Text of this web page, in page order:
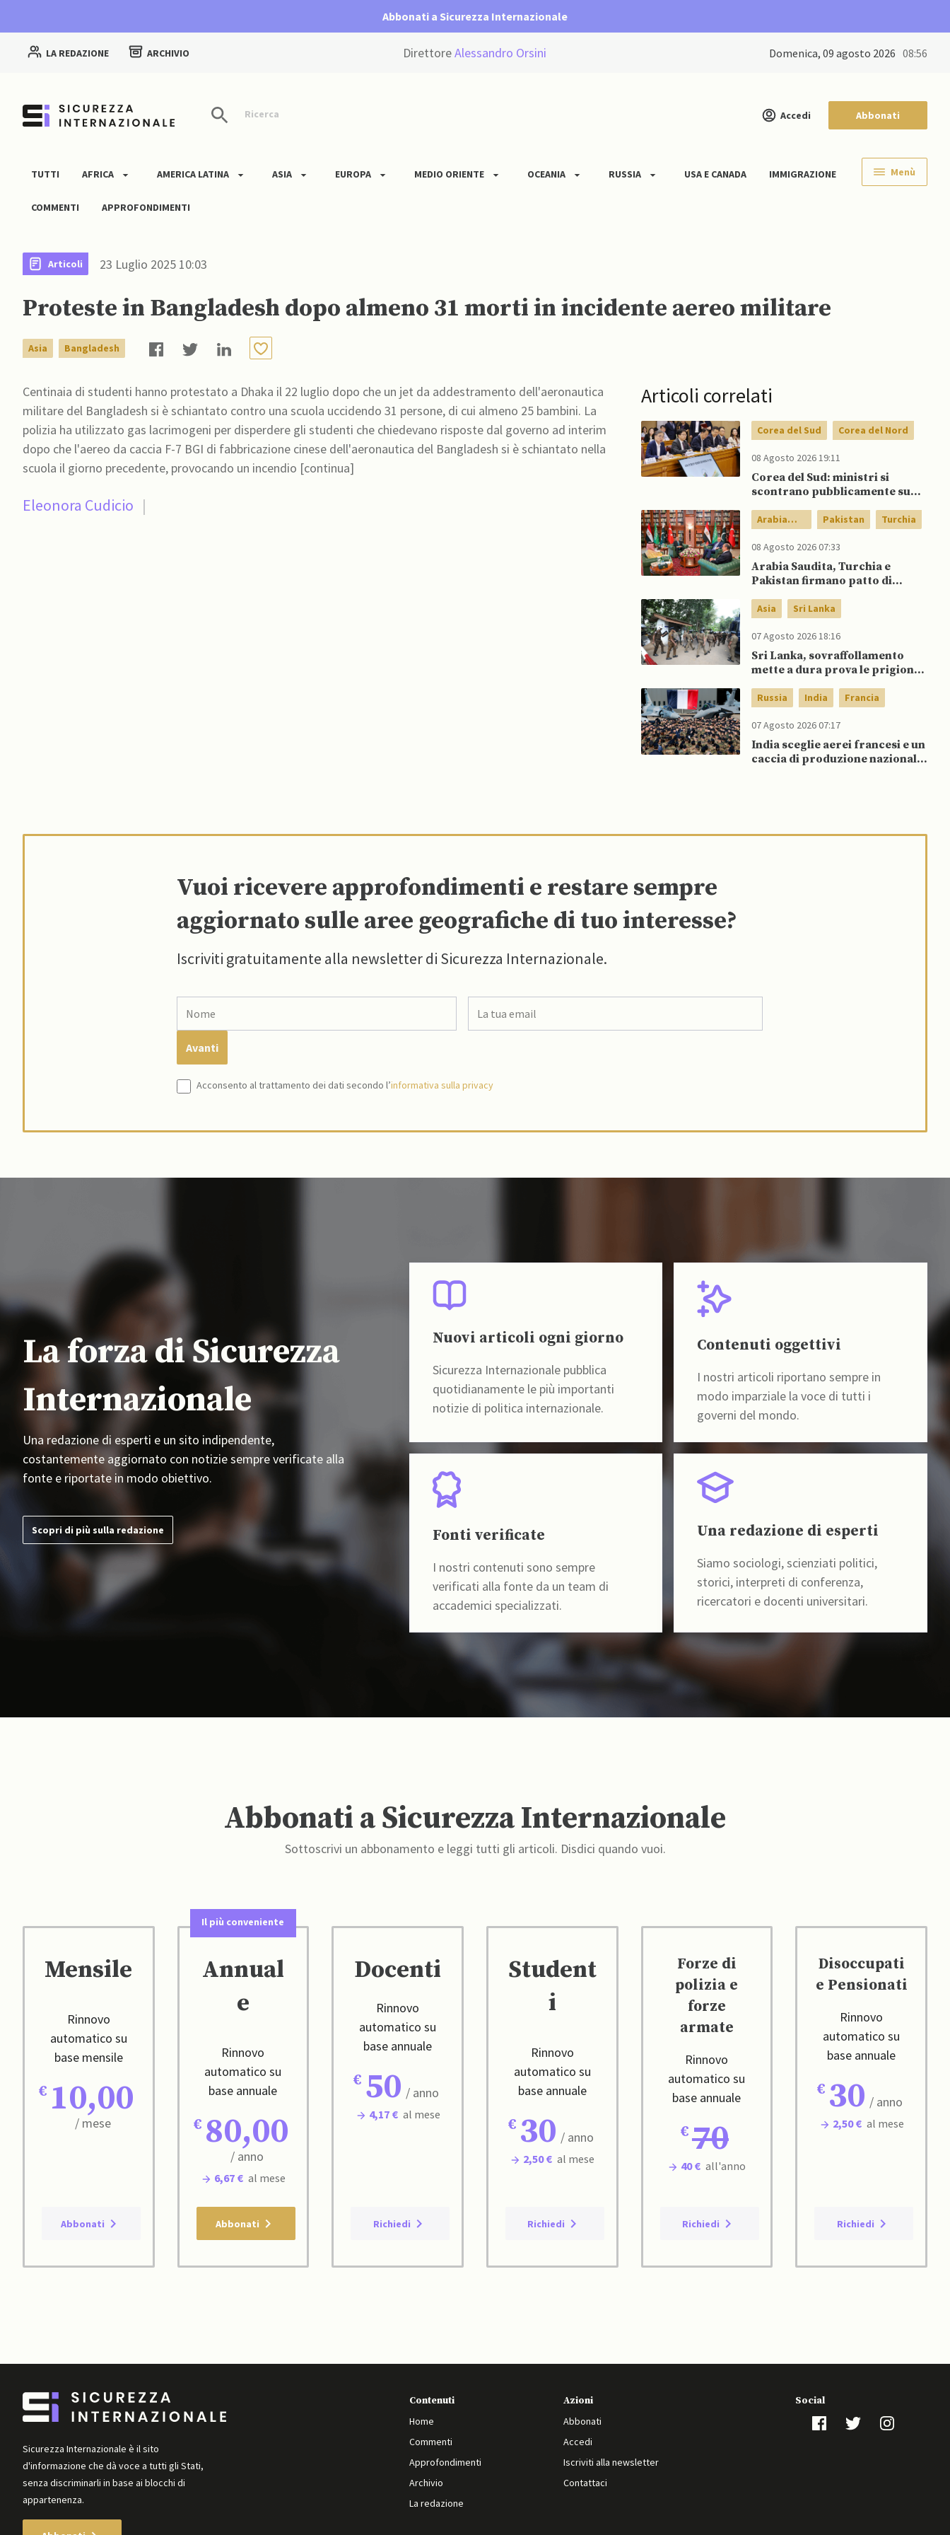
Abbonati a Sicurezza Internazionale
LA REDAZIONE ARCHIVIO DirettoreAlessandro Orsini domenica, 09 agosto 2026 08:56
Ricerca Accedi Abbonati
TUTTI AFRICA AMERICA LATINA ASIA EUROPA MEDIO ORIENTE OCEANIA RUSSIA USA E CANADA IMMIGRAZIONE
COMMENTI APPROFONDIMENTI
Menù
Articoli 23 Luglio 2025 10:03
Proteste in Bangladesh dopo almeno 31 morti in incidente aereo militare
Asia Bangladesh
Centinaia di studenti hanno protestato a Dhaka il 22 luglio dopo che un jet da addestramento dell'aeronautica
militare del Bangladesh si è schiantato contro una scuola uccidendo 31 persone, di cui almeno 25 bambini. La
polizia ha utilizzato gas lacrimogeni per disperdere gli studenti che chiedevano risposte dal governo ad interim
dopo che l'aereo da caccia F-7 BGI di fabbricazione cinese dell'aeronautica del Bangladesh si è schiantato nella
scuola il giorno precedente, provocando un incendio [continua]
Eleonora Cudicio |
Articoli correlati
Corea del Sud Corea del Nord
08 Agosto 2026 19:11
Corea del Sud: ministri si
scontrano pubblicamente su
spinge per dialogo
Arabia
Saudita
Pakistan Turchia
08 Agosto 2026 07:33
Arabia Saudita, Turchia e
Pakistan firmano patto di
Asia Sri Lanka
07 Agosto 2026 18:16
Sri Lanka, sovraffollamento
mette a dura prova le prigioni
morti e 23 feriti
Russia India Francia
07 Agosto 2026 07:17
India sceglie aerei francesi e un
caccia di produzione nazionale,
Vuoi ricevere approfondimenti e restare sempre
aggiornato sulle aree geografiche di tuo interesse?
Iscriviti gratuitamente alla newsletter di Sicurezza Internazionale.
Acconsento al trattamento dei dati secondo l’informativa sulla privacy
La forza di Sicurezza
Internazionale
Una redazione di esperti e un sito indipendente,
costantemente aggiornato con notizie sempre verificate alla
fonte e riportate in modo obiettivo.
Scopri di più sulla redazione
Nuovi articoli ogni giorno
Sicurezza Internazionale pubblica
quotidianamente le più importanti
notizie di politica internazionale.
Contenuti oggettivi
I nostri articoli riportano sempre in
modo imparziale la voce di tutti i
governi del mondo.
Fonti verificate
I nostri contenuti sono sempre
verificati alla fonte da un team di
accademici specializzati.
Una redazione di esperti
Siamo sociologi, scienziati politici,
storici, interpreti di conferenza,
ricercatori e docenti universitari.
Abbonati a Sicurezza Internazionale
Sottoscrivi un abbonamento e leggi tutti gli articoli. Disdici quando vuoi.
Mensile
Rinnovo
automatico su
base mensile
10,00
/ mese
Abbonati
Il più conveniente
Annual
e
Rinnovo
automatico su
base annuale
80,00
/ anno
6,67 € al mese
Abbonati
Docenti
Rinnovo
automatico su
base annuale
50 / anno
4,17 € al mese
Richiedi
Student
i
Rinnovo
automatico su
base annuale
30 / anno
2,50 € al mese
Richiedi
Forze di
polizia e
forze
armate
Rinnovo
automatico su
base annuale
70
40 € all'anno
Richiedi
Disoccupati
e Pensionati
Rinnovo
automatico su
base annuale
30 / anno
2,50 € al mese
Richiedi
Sicurezza Internazionale è il sito
d'informazione che dà voce a tutti gli Stati,
senza discriminarli in base ai blocchi di
appartenenza.
Contenuti
Home
Commenti
Approfondimenti
Archivio
La redazione
Azioni
Abbonati
Accedi
Iscriviti alla newsletter
Contattaci
Social